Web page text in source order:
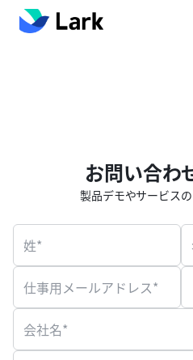
お問い合わ
製品デモやサービス
姓*
仕事用メールアドレス*
会社名*